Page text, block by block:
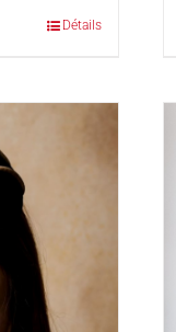
Détails